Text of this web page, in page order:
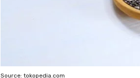
Source: tokopedia.com